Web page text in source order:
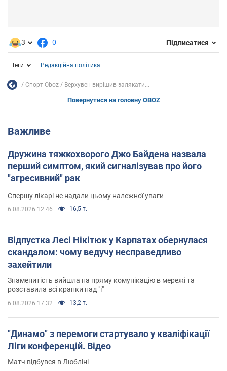
3 0 Підписатися
Теги Редакційна політика
Спорт Oboz Верхувен вирішив залякати...
Повернутися на головну OBOZ
Важливе
Дружина тяжкохворого Джо Байдена назвала
перший симптом, який сигналізував про його
"агресивний" рак
Спершу лікарі не надали цьому належної уваги
6.08.2026 12:46 16,5 т.
Відпустка Лесі Нікітюк у Карпатах обернулася
скандалом: чому ведучу несправедливо
захейтили
Знаменитість вийшла на пряму комунікацію в мережі та
розставила всі крапки над "і"
6.08.2026 17:32 13,2 т.
"Динамо" з перемоги стартувало у кваліфікації
Ліги конференцій. Відео
Матч відбувся в Любліні